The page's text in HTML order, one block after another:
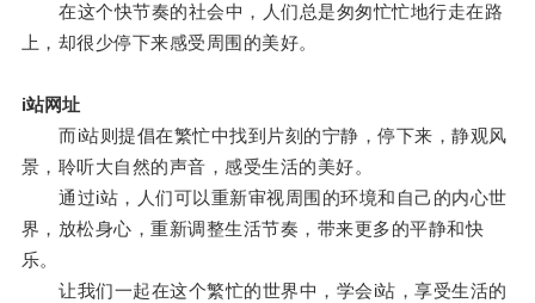
在这个快节奏的社会中，人们总是匆匆忙忙地行走在路
上，却很少停下来感受周围的美好。
i站网址
而i站则提倡在繁忙中找到片刻的宁静，停下来，静观风
景，聆听大自然的声音，感受生活的美好。
通过i站，人们可以重新审视周围的环境和自己的内心世
界，放松身心，重新调整生活节奏，带来更多的平静和快
乐。
让我们一起在这个繁忙的世界中，学会i站，享受生活的